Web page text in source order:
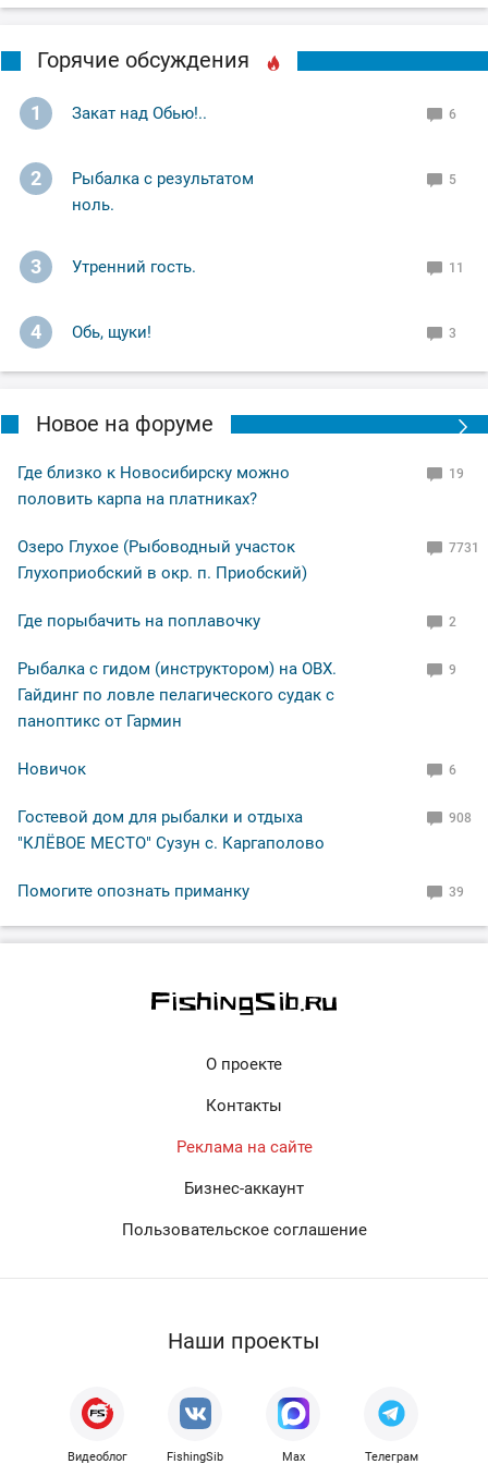
Горячие обсуждения
1 Закат над Обью!.. 6
2
Рыбалка с результатом
ноль.
5
3 Утренний гость. 11
4 Обь, щуки! 3
Новое на форуме
Где близко к Новосибирску можно
половить карпа на платниках?
19
Озеро Глухое (Рыбоводный участок
Глухоприобский в окр. п. Приобский)
7731
Где порыбачить на поплавочку 2
Рыбалка с гидом (инструктором) на ОВХ.
Гайдинг по ловле пелагического судак с
паноптикс от Гармин
9
Новичок 6
Гостевой дом для рыбалки и отдыха
"КЛЁВОЕ МЕСТО" Сузун с. Каргаполово
908
Помогите опознать приманку 39
О проекте
Контакты
Реклама на сайте
Бизнес-аккаунт
Пользовательское соглашение
Наши проекты
Видеоблог FishingSib Max Телеграм